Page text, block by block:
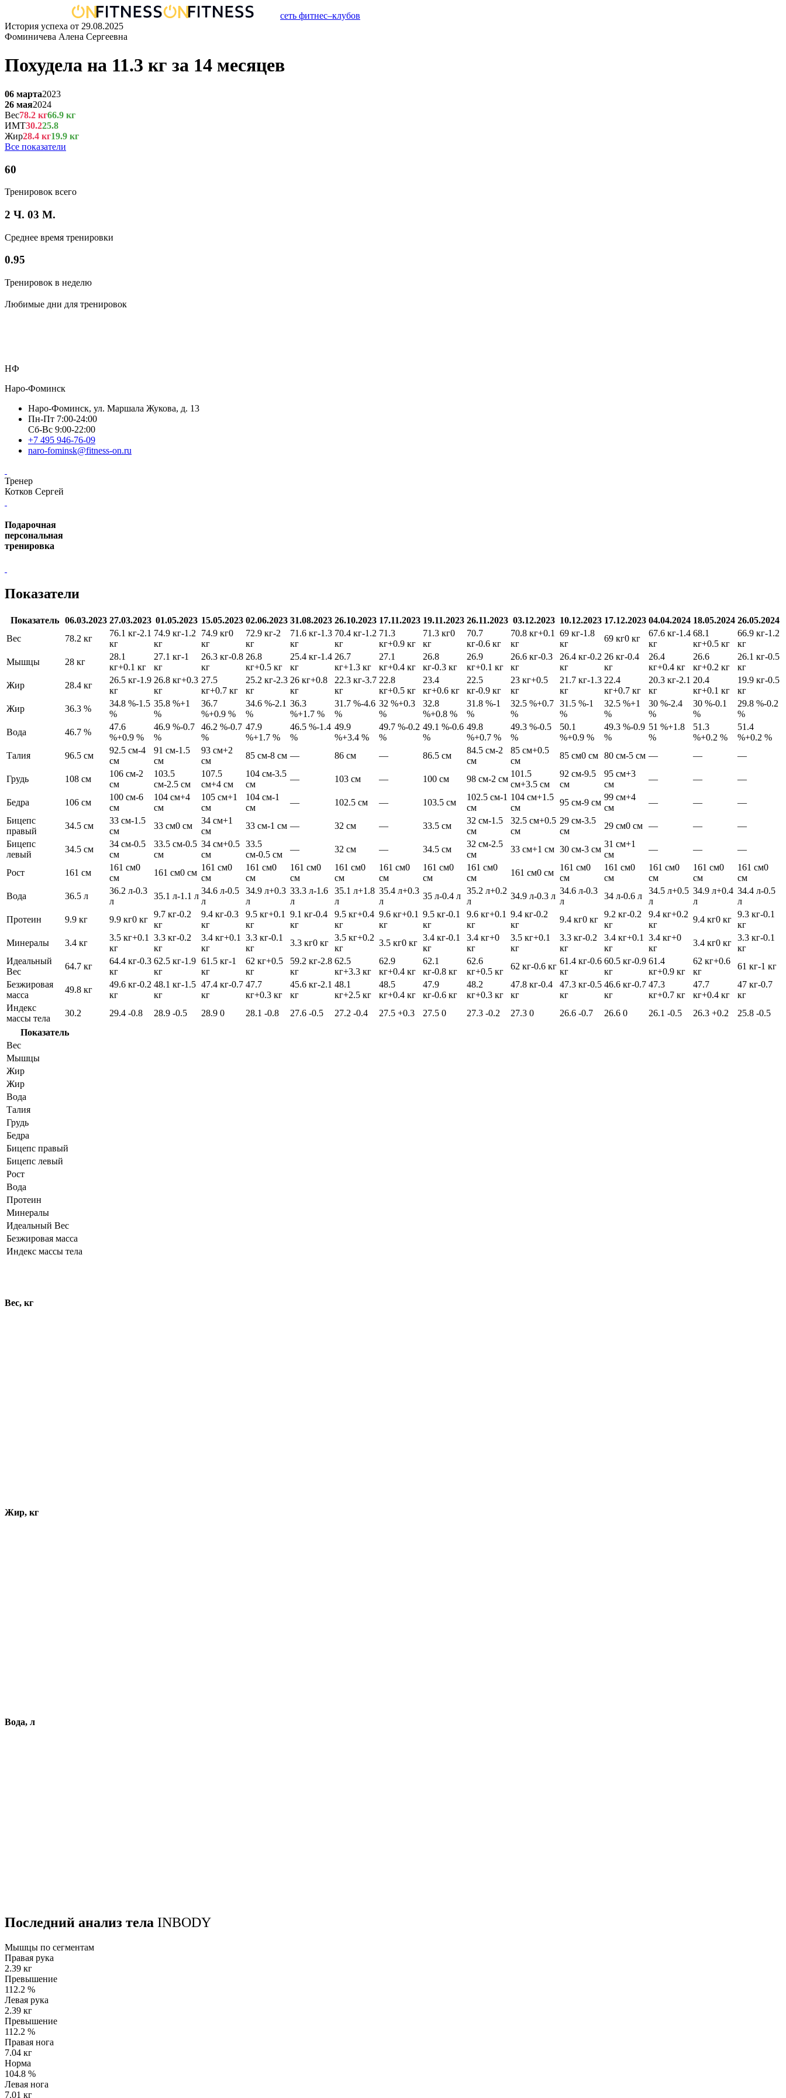
сеть фитнес–клубов
История успеха от 29.08.2025
Фоминичева Алена Сергеевна
Похудела на 11.3 кг за 14 месяцев
06 марта2023
26 мая2024
Вес78.2 кг66.9 кг
ИМТ30.225.8
Жир28.4 кг19.9 кг
Все показатели
60
Тренировок всего
2 Ч. 03 М.
Среднее время тренировки
0.95
Тренировок в неделю
Любимые дни для тренировок
НФ
Наро-Фоминск
Наро-Фоминск, ул. Маршала Жукова, д. 13
Пн-Пт 7:00-24:00
Сб-Вс 9:00-22:00
+7 495 946-76-09
naro-fominsk@fitness-on.ru
Тренер
Котков Сергей
Подарочная
персональная
тренировка
Показатели
Показатель 06.03.2023 27.03.2023 01.05.2023 15.05.2023 02.06.2023 31.08.2023 26.10.2023 17.11.2023 19.11.2023 26.11.2023 03.12.2023 10.12.2023 17.12.2023 04.04.2024 18.05.2024 26.05.2024
Вес
78.2 кг
76.1 кг-2.1
кг
74.9 кг-1.2
кг
74.9 кг0
кг
72.9 кг-2
кг
71.6 кг-1.3
кг
70.4 кг-1.2
кг
71.3
кг+0.9 кг
71.3 кг0
кг
70.7
кг-0.6 кг
70.8 кг+0.1
кг
69 кг-1.8
кг
69 кг0 кг
67.6 кг-1.4
кг
68.1
кг+0.5 кг
66.9 кг-1.2
кг
Мышцы
28 кг
28.1
кг+0.1 кг
27.1 кг-1
кг
26.3 кг-0.8
кг
26.8
кг+0.5 кг
25.4 кг-1.4
кг
26.7
кг+1.3 кг
27.1
кг+0.4 кг
26.8
кг-0.3 кг
26.9
кг+0.1 кг
26.6 кг-0.3
кг
26.4 кг-0.2
кг
26 кг-0.4
кг
26.4
кг+0.4 кг
26.6
кг+0.2 кг
26.1 кг-0.5
кг
Жир
28.4 кг
26.5 кг-1.9
кг
26.8 кг+0.3
кг
27.5
кг+0.7 кг
25.2 кг-2.3
кг
26 кг+0.8
кг
22.3 кг-3.7
кг
22.8
кг+0.5 кг
23.4
кг+0.6 кг
22.5
кг-0.9 кг
23 кг+0.5
кг
21.7 кг-1.3
кг
22.4
кг+0.7 кг
20.3 кг-2.1
кг
20.4
кг+0.1 кг
19.9 кг-0.5
кг
Жир
36.3 %
34.8 %-1.5
%
35.8 %+1
%
36.7
%+0.9 %
34.6 %-2.1
%
36.3
%+1.7 %
31.7 %-4.6
%
32 %+0.3
%
32.8
%+0.8 %
31.8 %-1
%
32.5 %+0.7
%
31.5 %-1
%
32.5 %+1
%
30 %-2.4
%
30 %-0.1
%
29.8 %-0.2
%
Вода
46.7 %
47.6
%+0.9 %
46.9 %-0.7
%
46.2 %-0.7
%
47.9
%+1.7 %
46.5 %-1.4
%
49.9
%+3.4 %
49.7 %-0.2
%
49.1 %-0.6
%
49.8
%+0.7 %
49.3 %-0.5
%
50.1
%+0.9 %
49.3 %-0.9
%
51 %+1.8
%
51.3
%+0.2 %
51.4
%+0.2 %
Талия
96.5 см
92.5 см-4
см
91 см-1.5
см
93 см+2
см
85 см-8 см — 86 см — 86.5 см
84.5 см-2
см
85 см+0.5
см
85 см0 см 80 см-5 см — — —
Грудь 108 см
106 см-2
см
103.5
см-2.5 см
107.5
см+4 см
104 см-3.5
см
— 103 см — 100 см 98 см-2 см
101.5
см+3.5 см
92 см-9.5
см
95 см+3
см
— — —
Бедра 106 см
100 см-6
см
104 см+4
см
105 см+1
см
104 см-1
см
— 102.5 см — 103.5 см
102.5 см-1
см
104 см+1.5
см
95 см-9 см
99 см+4
см
— —
—
Бицепс
правый
34.5 см
33 см-1.5
см
33 см0 см
34 см+1
см
33 см-1 см — 32 см — 33.5 см
32 см-1.5
см
32.5 см+0.5
см
29 см-3.5
см
29 см0 см — —
—
Бицепс
левый
34.5 см
34 см-0.5
см
33.5 см-0.5
см
34 см+0.5
см
33.5
см-0.5 см
— 32 см — 34.5 см
32 см-2.5
см
33 см+1 см 30 см-3 см
31 см+1
см
— — —
Рост 161 см
161 см0
см
161 см0 см
161 см0
см
161 см0
см
161 см0
см
161 см0
см
161 см0
см
161 см0
см
161 см0
см
161 см0 см
161 см0
см
161 см0
см
161 см0
см
161 см0
см
161 см0
см
Вода
36.5 л
36.2 л-0.3
л
35.1 л-1.1 л
34.6 л-0.5
л
34.9 л+0.3
л
33.3 л-1.6
л
35.1 л+1.8
л
35.4 л+0.3
л
35 л-0.4 л
35.2 л+0.2
л
34.9 л-0.3 л
34.6 л-0.3
л
34 л-0.6 л
34.5 л+0.5
л
34.9 л+0.4
л
34.4 л-0.5
л
Протеин
9.9 кг 9.9 кг0 кг
9.7 кг-0.2
кг
9.4 кг-0.3
кг
9.5 кг+0.1
кг
9.1 кг-0.4
кг
9.5 кг+0.4
кг
9.6 кг+0.1
кг
9.5 кг-0.1
кг
9.6 кг+0.1
кг
9.4 кг-0.2
кг
9.4 кг0 кг
9.2 кг-0.2
кг
9.4 кг+0.2
кг
9.4 кг0 кг
9.3 кг-0.1
кг
Минералы
3.4 кг
3.5 кг+0.1
кг
3.3 кг-0.2
кг
3.4 кг+0.1
кг
3.3 кг-0.1
кг
3.3 кг0 кг
3.5 кг+0.2
кг
3.5 кг0 кг
3.4 кг-0.1
кг
3.4 кг+0
кг
3.5 кг+0.1
кг
3.3 кг-0.2
кг
3.4 кг+0.1
кг
3.4 кг+0
кг
3.4 кг0 кг
3.3 кг-0.1
кг
Идеальный
Вес
64.7 кг
64.4 кг-0.3
кг
62.5 кг-1.9
кг
61.5 кг-1
кг
62 кг+0.5
кг
59.2 кг-2.8
кг
62.5
кг+3.3 кг
62.9
кг+0.4 кг
62.1
кг-0.8 кг
62.6
кг+0.5 кг
62 кг-0.6 кг
61.4 кг-0.6
кг
60.5 кг-0.9
кг
61.4
кг+0.9 кг
62 кг+0.6
кг
61 кг-1 кг
Безжировая
масса
49.8 кг
49.6 кг-0.2
кг
48.1 кг-1.5
кг
47.4 кг-0.7
кг
47.7
кг+0.3 кг
45.6 кг-2.1
кг
48.1
кг+2.5 кг
48.5
кг+0.4 кг
47.9
кг-0.6 кг
48.2
кг+0.3 кг
47.8 кг-0.4
кг
47.3 кг-0.5
кг
46.6 кг-0.7
кг
47.3
кг+0.7 кг
47.7
кг+0.4 кг
47 кг-0.7
кг
Индекс
массы тела
30.2 29.4 -0.8 28.9 -0.5 28.9 0 28.1 -0.8 27.6 -0.5 27.2 -0.4 27.5 +0.3 27.5 0 27.3 -0.2 27.3 0 26.6 -0.7 26.6 0 26.1 -0.5 26.3 +0.2 25.8 -0.5
Показатель
Вес
Мышцы
Жир
Жир
Вода
Талия
Грудь
Бедра
Бицепс правый
Бицепс левый
Рост
Вода
Протеин
Минералы
Идеальный Вес
Безжировая масса
Индекс массы тела
Вес, кг
Жир, кг
Вода, л
Последний анализ тела INBODY
Мышцы по сегментам
Правая рука
2.39 кг
Превышение
112.2 %
Левая рука
2.39 кг
Превышение
112.2 %
Правая нога
7.04 кг
Норма
104.8 %
Левая нога
7.01 кг